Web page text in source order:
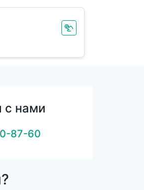
с нами
87-60